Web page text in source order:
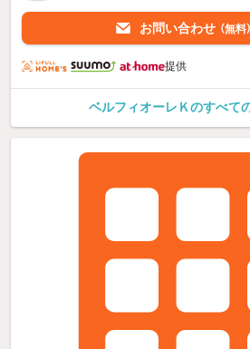
お問い合わせ （無料）
提供
ベルフィオーレＫのすべて